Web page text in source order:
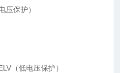
压保护）
（低电压保护）